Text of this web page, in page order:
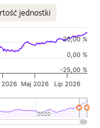
jednostki
jednostki funduszu
Czas, i Czas.
Wartość jednostki w
2026 Maj 2026 Lip 2026
2020
2020
0,00 %
-25,00 %
25,00 %